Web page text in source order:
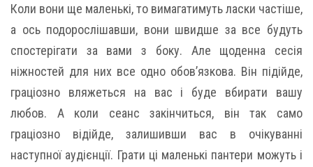
Коли вони ще маленькі, то вимагатимуть ласки частіше,
а ось подорослішавши, вони швидше за все будуть
спостерігати за вами з боку. Але щоденна сесія
ніжностей для них все одно обов’язкова. Він підійде,
граціозно вляжеться на вас і буде вбирати вашу
любов. А коли сеанс закінчиться, він так само
граціозно відійде, залишивши вас в очікуванні
наступної аудієнції. Грати ці маленькі пантери можуть і